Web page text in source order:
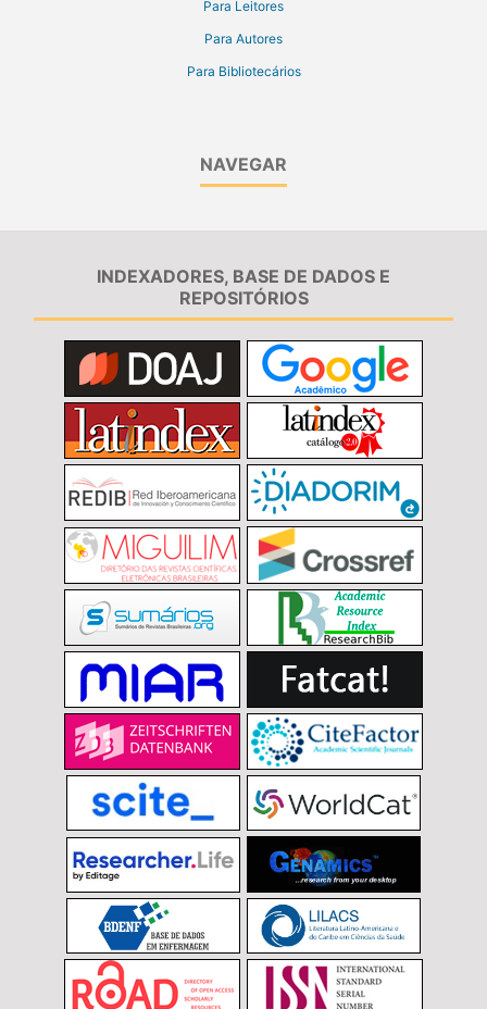
Para Leitores
Para Autores
Para Bibliotecários
NAVEGAR
INDEXADORES, BASE DE DADOS E
REPOSITÓRIOS